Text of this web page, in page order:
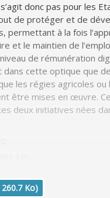
donc pas pour les
de protéger et de
permettant à la fois
et le maintien de
niveau de rémunération
dans cette optique que
les régies agricoles ou
être mises en œuvre.
deux initiatives nées
Ko)